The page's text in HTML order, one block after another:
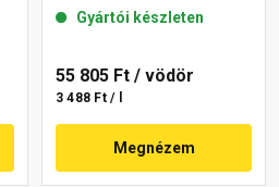
Gyártói készleten
55 805 Ft / vödör
3 488 Ft / l
Megnézem